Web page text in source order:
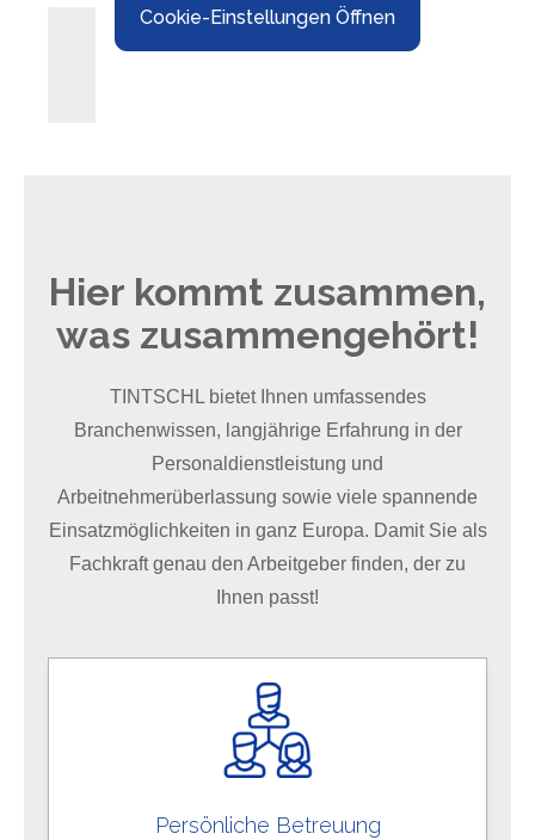
Cookie-Einstellungen Öffnen
Hier kommt zusammen,
was zusammengehört!
TINTSCHL bietet Ihnen umfassendes
Branchenwissen, langjährige Erfahrung in der
Personaldienstleistung und
Arbeitnehmerüberlassung sowie viele spannende
Einsatzmöglichkeiten in ganz Europa. Damit Sie als
Fachkraft genau den Arbeitgeber finden, der zu
Ihnen passt!
Persönliche Betreuung